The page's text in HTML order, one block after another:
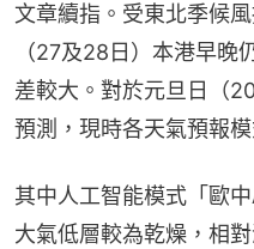
文章續指。受東北季候
（27及28日）本港早晚
差較大。對於元旦日（
預測，現時各天氣預報
其中人工智能模式「歐
大氣低層較為乾燥，相